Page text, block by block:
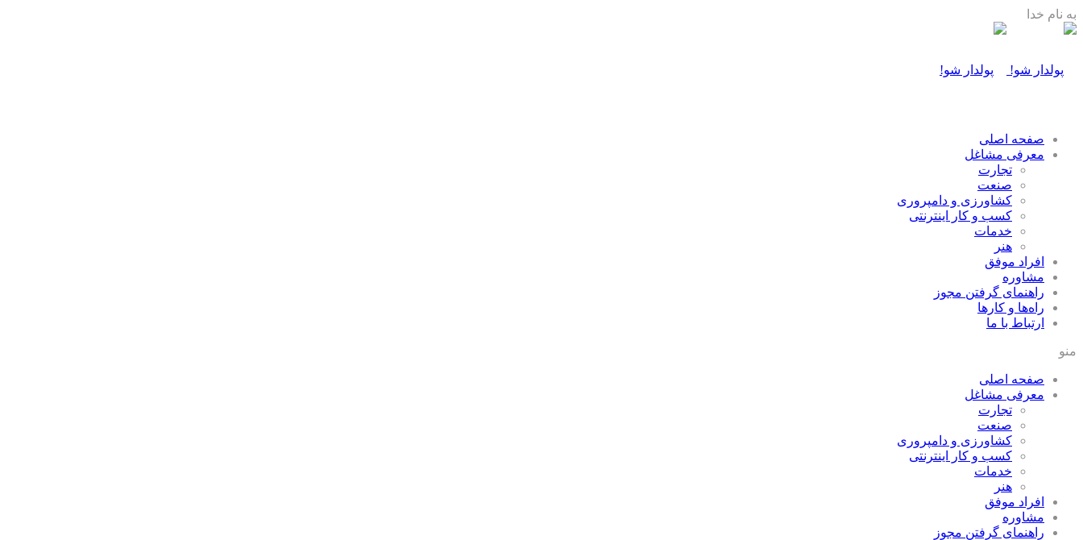
به نام خدا
صفحه اصلی
معرفی مشاغل
تجارت
صنعت
كشاورزی و دامپروری
كسب و كار اينترنتی
خدمات
هنر
افراد موفق
مشاوره
راهنمای گرفتن مجوز
راه‌ها و كارها
ارتباط با ما
منو
صفحه اصلی
معرفی مشاغل
تجارت
صنعت
كشاورزی و دامپروری
كسب و كار اينترنتی
خدمات
هنر
افراد موفق
مشاوره
راهنمای گرفتن مجوز